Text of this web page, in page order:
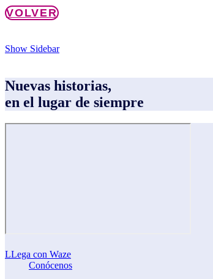
VOLVER
Show Sidebar
Nuevas historias,
en el lugar de siempre
LLega con Waze
Conócenos